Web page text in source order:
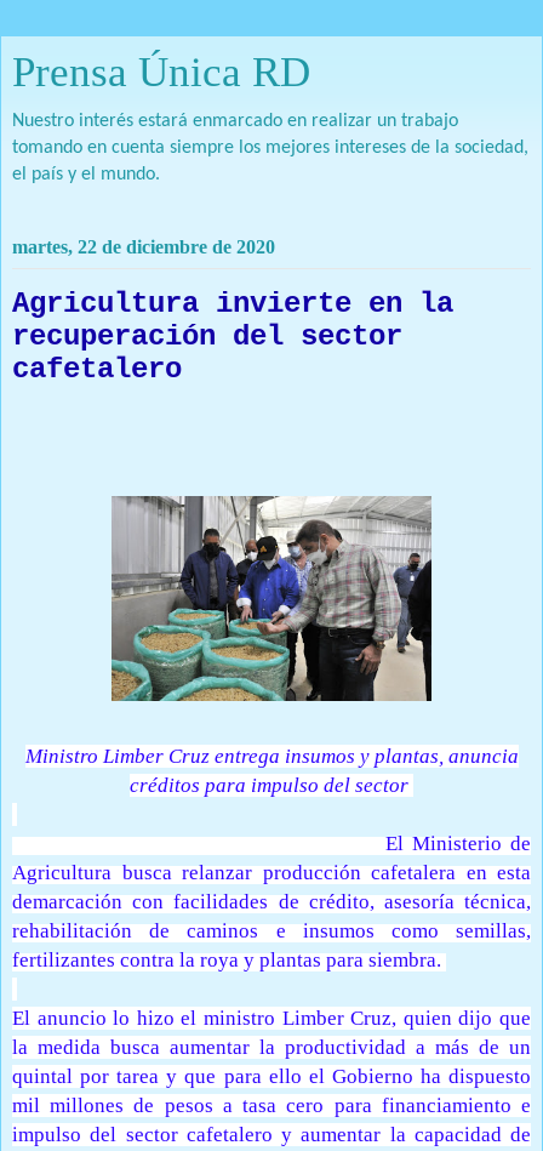
Prensa Única RD
Nuestro interés estará enmarcado en realizar un trabajo
tomando en cuenta siempre los mejores intereses de la sociedad,
el país y el mundo.
martes, 22 de diciembre de 2020
Agricultura invierte en la
recuperación del sector
cafetalero
Ministro Limber Cruz entrega insumos y plantas, anuncia
créditos para impulso del sector
SANTIAGO, 22 de diciembre de 2020.-El Ministerio de
Agricultura busca relanzar producción cafetalera en esta
demarcación con facilidades de crédito, asesoría técnica,
rehabilitación de caminos e insumos como semillas,
fertilizantes contra la roya y plantas para siembra.
El anuncio lo hizo el ministro Limber Cruz, quien dijo que
la medida busca aumentar la productividad a más de un
quintal por tarea y que para ello el Gobierno ha dispuesto
mil millones de pesos a tasa cero para financiamiento e
impulso del sector cafetalero y aumentar la capacidad de